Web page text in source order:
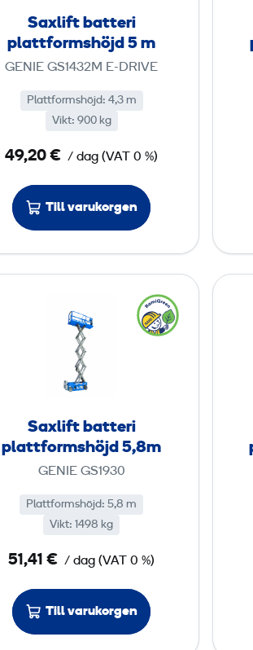
ö
j
d
3
,
t
t
e
p
l
a
t
t
o
r
m
s
ö
j
d
5
Saxlift batteri
plattformshöjd 5 m
GENIE GS1432M E-DRIVE
Plattformshöjd: 4,3 m
Vikt: 900 kg
49,20 € / dag (VAT 0 %)
Till varukorgen
x
l
i
f
t
b
t
e
p
l
a
Saxlift batteri
plattformshöjd 5,8m
GENIE GS1930
Plattformshöjd: 5,8 m
Vikt: 1498 kg
51,41 € / dag (VAT 0 %)
Till varukorgen